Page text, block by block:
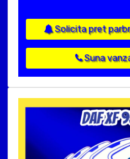
Solicita pret
Suna